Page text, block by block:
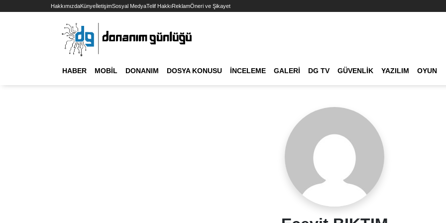
HakkımızdaKünyeİletişimSosyal MedyaTelif HakkıReklamÖneri ve Şikayet
HABER MOBIL DONANIM DOSYA KONUSU İNCELEME GALERI DG TV GÜVENLIK YAZILIM OYUN